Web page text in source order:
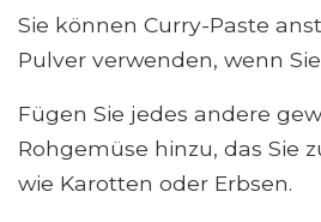
Sie können Curry-Paste
Pulver verwenden, wenn
Fügen Sie jedes andere
Rohgemüse hinzu, das Sie
wie Karotten oder Erbsen.